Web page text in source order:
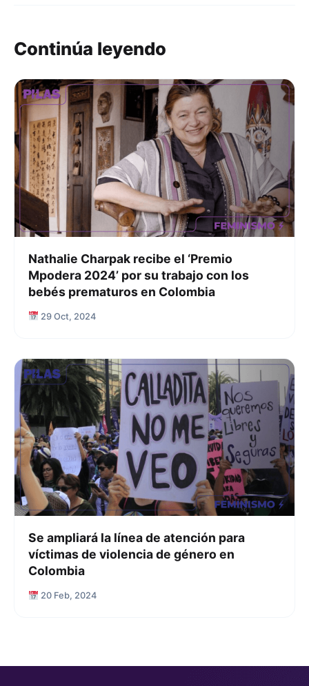
Continúa leyendo
Nathalie Charpak recibe el ‘Premio
Mpodera 2024’ por su trabajo con los
bebés prematuros en Colombia
29 Oct, 2024
Se ampliará la línea de atención para
víctimas de violencia de género en
Colombia
20 Feb, 2024